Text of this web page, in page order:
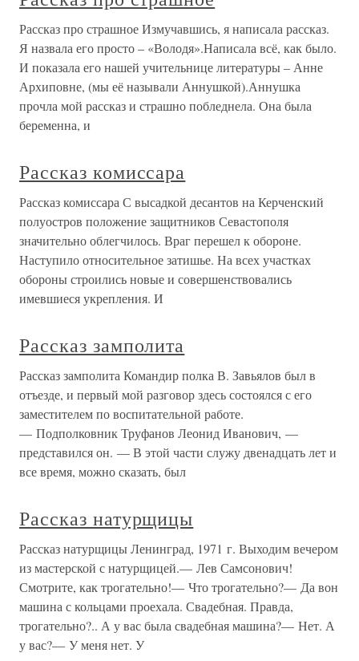
Рассказ про страшное Измучавшись, я написала рассказ.
Я назвала его просто – «Володя».Написала всё, как было.
И показала его нашей учительнице литературы – Анне
Архиповне, (мы её называли Аннушкой).Аннушка
прочла мой рассказ и страшно побледнела. Она была
беременна, и
Рассказ комиссара
Рассказ комиссара С высадкой десантов на Керченский
полуостров положение защитников Севастополя
значительно облегчилось. Враг перешел к обороне.
Наступило относительное затишье. На всех участках
обороны строились новые и совершенствовались
имевшиеся укрепления. И
Рассказ замполита
Рассказ замполита Командир полка В. Завьялов был в
отъезде, и первый мой разговор здесь состоялся с его
заместителем по воспитательной работе.
— Подполковник Труфанов Леонид Иванович, —
представился он. — В этой части служу двенадцать лет и
все время, можно сказать, был
Рассказ натурщицы
Рассказ натурщицы Ленинград, 1971 г. Выходим вечером
из мастерской с натурщицей.— Лев Самсонович!
Смотрите, как трогательно!— Что трогательно?— Да вон
машина с кольцами проехала. Свадебная. Правда,
трогательно?.. А у вас была свадебная машина?— Нет. А
у вас?— У меня нет. У